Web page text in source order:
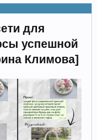
для
успешной
Климова]